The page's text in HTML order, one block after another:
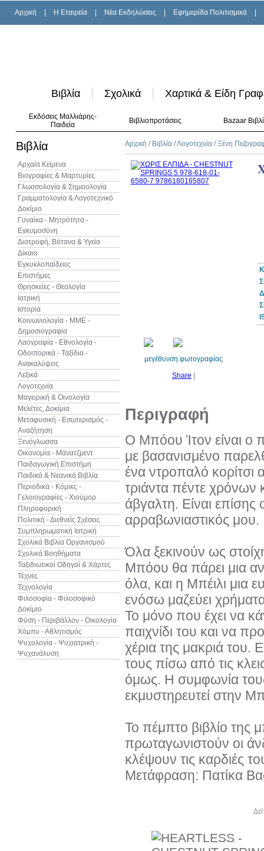
Αρχική H Εταιρεία Νέα Εκδηλώσεις Εφημερίδα Πολιτισμικά
Βιβλία Σχολικά Χαρτικά & Είδη
Εκδόσεις Μαλλιάρης-
Παιδεία
Βιβλιοπροτάσεις Bazaar
Βιβλία
Αρχαία Κείμενα
Βιογραφίες & Μαρτυρίες
Γλωσσολογία & Σημειολογία
Γραμματολογία & Λογοτεχνικό
Δοκίμιο
Γυναίκα - Μητρότητα -
Εγκυμοσύνη
Διατροφή, Βότανα & Υγεία
Δίκαιο
Εγκυκλοπαίδειες
Επιστήμες
Θρησκείες - Θεολογία
Ιατρική
Ιστορία
Κοινωνιολογία - ΜΜΕ -
Δημοσιογραφία
Λαογραφία - Εθνολογία -
Οδοιπορικά - Ταξίδια -
Ανακαλύψεις
Λεξικά
Λογοτεχνία
Μαγειρική & Οινολογία
Μελέτες, Δοκίμια
Μεταφυσική - Εσωτερισμός -
Αναζήτηση
Ξενόγλωσσα
Οικονομία - Μάνατζμεντ
Παιδαγωγική Επιστήμη
Παιδικά & Νεανικά Βιβλία
Περιοδικά - Κόμικς -
Γελοιογραφίες - Χιούμορ
Πληροφορική
Πολιτική - Διεθνείς Σχέσεις
Συμπληρωματική Ιατρική
Σχολικά Βιβλία Οργανισμού
Σχολικά Βοηθήματα
Ταξιδιωτικοί Οδηγοί & Χάρτες
Τέχνες
Τεχνολογία
Φιλοσοφία - Φιλοσοφικό
Δοκίμιο
Φύση - Περιβάλλον - Οικολογία
Χόμπυ - Αθλητισμός
Ψυχολογία - Ψυχιατρική -
Ψυχανάλυση
Αρχική / Βιβλία /Λογοτεχνία /Ξένη
μεγέθυνση φωτογραφίας
Share
Περιγραφή
Ο Μπόου Ίτον είναι ο
με βασανισμένο
ένα ντροπαλό κορίτσι
τριάντα πέντε χρόνων
άβγαλτη. Είναι
αρραβωνιαστικός μου.
Όλα ξεκινούν ως
Μπόου θα πάρει μια
όλα, και η Μπέιλι μια
ενόσω μαζεύει
Το μόνο που έχει να
παιχνίδι του και να
χέρια της μακριά
τους πίσω από τις
όμως. Η συμφωνία τους
εκμυστηρευτεί στην
Το πέμπτο βιβλίο της
πρωταγωνιστούν οι
κλέψουν τις καρδιές
Μετάφραση: Πατίκα